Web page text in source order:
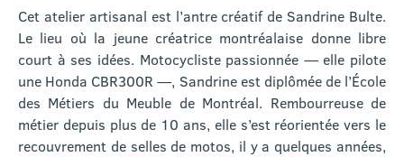
Cet atelier artisanal est l’antre créatif de Sandrine Bulte.
Le lieu où la jeune créatrice montréalaise donne libre
court à ses idées. Motocycliste passionnée — elle pilote
une Honda CBR300R —, Sandrine est diplômée de l’École
des Métiers du Meuble de Montréal. Rembourreuse de
métier depuis plus de 10 ans, elle s’est réorientée vers le
recouvrement de selles de motos, il y a quelques années,